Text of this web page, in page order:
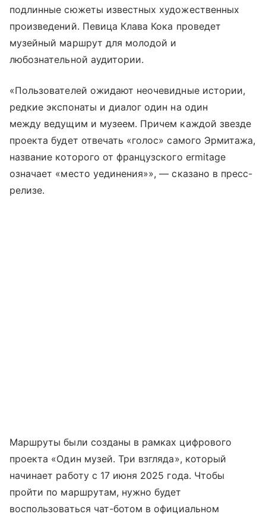
подлинные сюжеты известных художественных
произведений. Певица Клава Кока проведет
музейный маршрут для молодой и
любознательной аудитории.
«Пользователей ожидают неочевидные истории,
редкие экспонаты и диалог один на один
между ведущим и музеем. Причем каждой звезде
проекта будет отвечать «голос» самого Эрмитажа,
название которого от французского ermitage
означает «место уединения»», — сказано в пресс-
релизе.
Маршруты были созданы в рамках цифрового
проекта «Один музей. Три взгляда», который
начинает работу с 17 июня 2025 года. Чтобы
пройти по маршрутам, нужно будет
воспользоваться чат-ботом в официальном